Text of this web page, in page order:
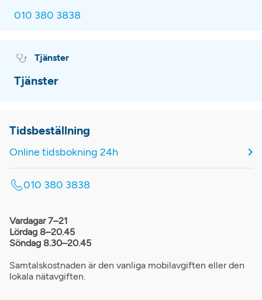
010 380 3838
Tjänster
Tjänster
Tidsbeställning
Online tidsbokning 24h
010 380 3838
Vardagar 7–21
Lördag 8–20.45
Söndag 8.30–20.45
Samtalskostnaden är den vanliga mobilavgiften eller den
lokala nätavgiften.